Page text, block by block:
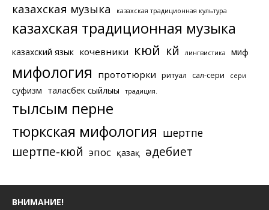
казахская музыка казахская традиционная культура
казахская традиционная музыка
казахский язык кочевники кюй күй лингвистика миф
мифология прототюрки ритуал сал-сери сери
суфизм таласбек сыйлығы традиция.
тылсым перне
тюркская мифология шертпе
шертпе-кюй эпос қазақ әдебиет
ВНИМАНИЕ!